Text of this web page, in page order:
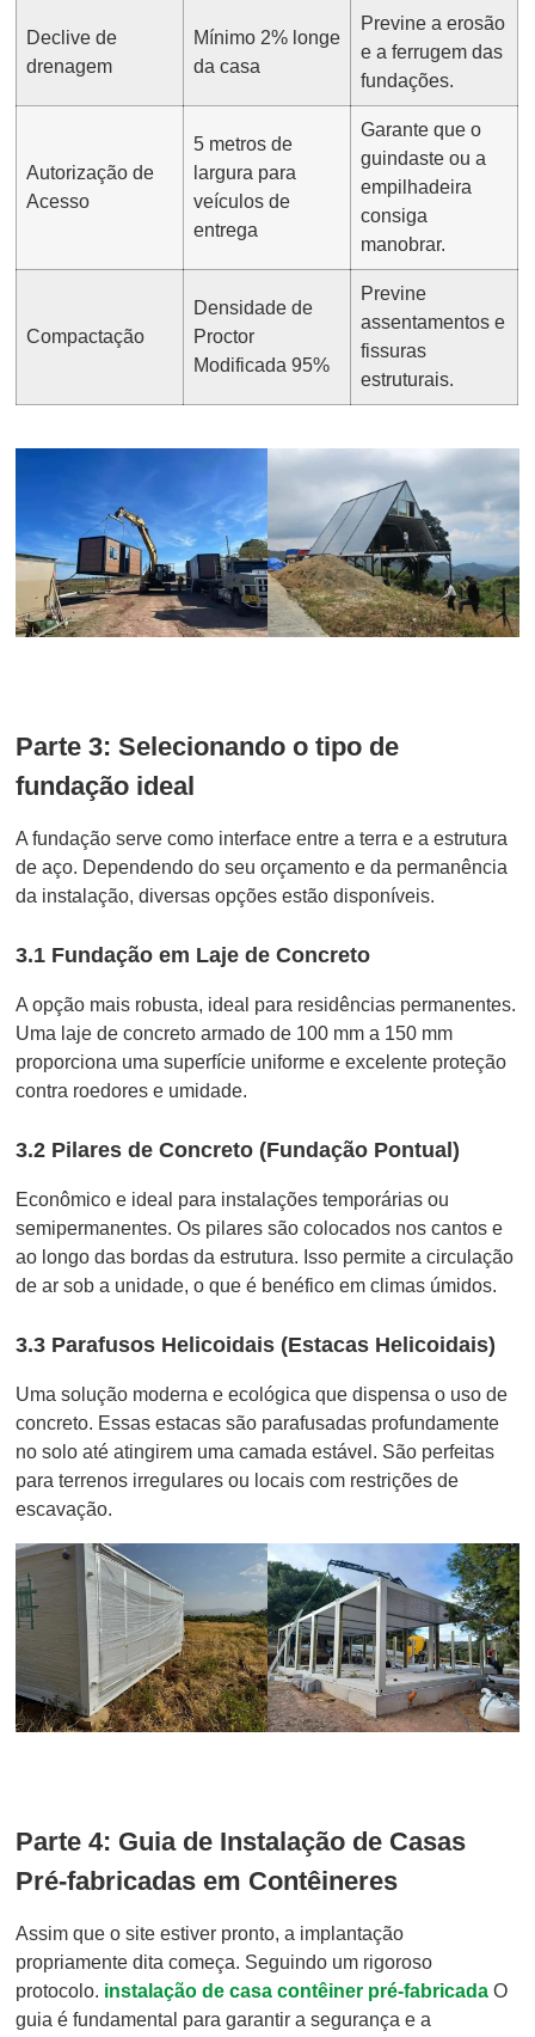
Declive de
drenagem
Mínimo 2% longe
da casa
Previne a erosão
e a ferrugem das
fundações.
Autorização de
Acesso
5 metros de
largura para
veículos de
entrega
Garante que o
guindaste ou a
empilhadeira
consiga
manobrar.
Compactação
Densidade de
Proctor
Modificada 95%
Previne
assentamentos e
fissuras
estruturais.
Parte 3: Selecionando o tipo de
fundação ideal
A fundação serve como interface entre a terra e a estrutura
de aço. Dependendo do seu orçamento e da permanência
da instalação, diversas opções estão disponíveis.
3.1 Fundação em Laje de Concreto
A opção mais robusta, ideal para residências permanentes.
Uma laje de concreto armado de 100 mm a 150 mm
proporciona uma superfície uniforme e excelente proteção
contra roedores e umidade.
3.2 Pilares de Concreto (Fundação Pontual)
Econômico e ideal para instalações temporárias ou
semipermanentes. Os pilares são colocados nos cantos e
ao longo das bordas da estrutura. Isso permite a circulação
de ar sob a unidade, o que é benéfico em climas úmidos.
3.3 Parafusos Helicoidais (Estacas Helicoidais)
Uma solução moderna e ecológica que dispensa o uso de
concreto. Essas estacas são parafusadas profundamente
no solo até atingirem uma camada estável. São perfeitas
para terrenos irregulares ou locais com restrições de
escavação.
Parte 4: Guia de Instalação de Casas
Pré-fabricadas em Contêineres
Assim que o site estiver pronto, a implantação
propriamente dita começa. Seguindo um rigoroso
protocolo. instalação de casa contêiner pré-fabricada O
guia é fundamental para garantir a segurança e a